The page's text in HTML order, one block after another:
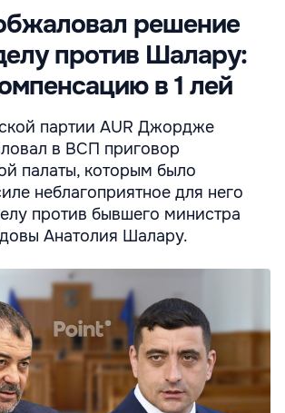
решение
против Шалару:
в 1 лей
партии AUR Джордже
в ВСП приговор
палаты, которым было
неблагоприятное для него
против бывшего министра
Анатолия Шалару.